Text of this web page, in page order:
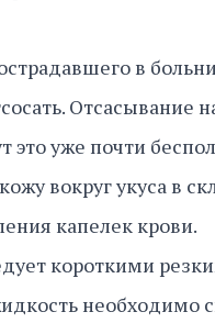
в
Отсасывание
это уже почти
вокруг укуса в
капелек крови.
короткими
необходимо